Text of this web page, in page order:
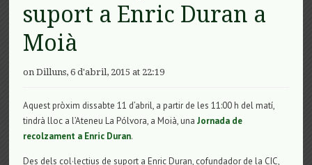
suport a Enric Duran a
Moià
on Dilluns, 6 d'abril, 2015 at 22:19
Aquest pròxim dissabte 11 d’abril, a partir de les 11:00 h del matí,
tindrà lloc a l’Ateneu La Pólvora, a Moià, unaJornada de
recolzament a Enric Duran.
Des dels col·lectius de suport a Enric Duran, cofundador de la CIC,